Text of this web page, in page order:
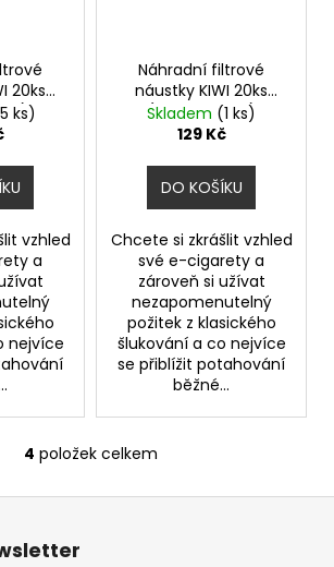
20ks
ks)
vzhled
a
nejvíce
Náhradní filtrové
náustky KIWI 20ks
(Amber Head)
Skladem (1 ks)
129 Kč
DO KOŠÍKU
Chcete si zkrášlit vzhled
své e-cigarety a
zároveň si užívat
nezapomenutelný
požitek z klasického
šlukování a co nejvíce
se přiblížit potahování
běžné...
O
v
4 položek celkem